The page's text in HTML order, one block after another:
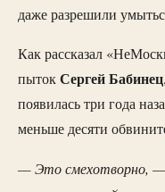
даже разрешили
Как рассказал
пытокСергей Бабинец
появилась три года
меньше десяти
— Это смехотворно, —